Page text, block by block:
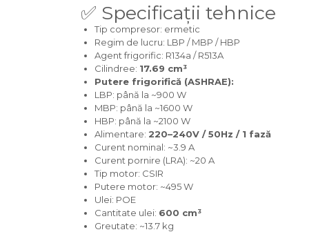
✅ Specificații tehnice
Tip compresor: ermetic
Regim de lucru: LBP / MBP / HBP
Agent frigorific: R134a / R513A
Cilindree: 17.69 cm³
Putere frigorifică (ASHRAE):
LBP: până la ~900 W
MBP: până la ~1600 W
HBP: până la ~2100 W
Alimentare: 220–240V / 50Hz / 1 fază
Curent nominal: ~3.9 A
Curent pornire (LRA): ~20 A
Tip motor: CSIR
Putere motor: ~495 W
Ulei: POE
Cantitate ulei: 600 cm³
Greutate: ~13.7 kg